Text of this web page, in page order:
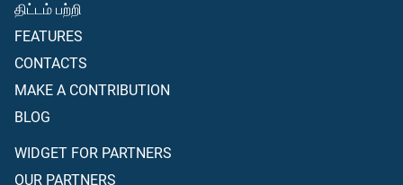
திட்டம் பற்றி
FEATURES
CONTACTS
MAKE A CONTRIBUTION
BLOG
WIDGET FOR PARTNERS
OUR PARTNERS